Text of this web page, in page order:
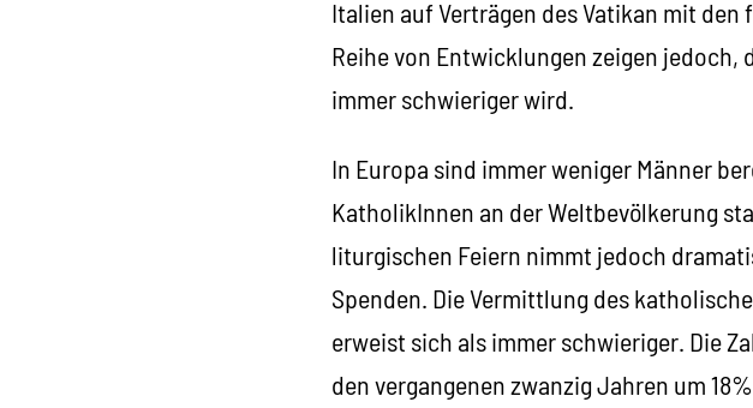
Italien auf Verträgen des Vatikan mit
Reihe von Entwicklungen zeigen
immer schwieriger wird.
In Europa sind immer weniger Männer
KatholikInnen an der Weltbevölkerung
liturgischen Feiern nimmt jedoch
Spenden. Die Vermittlung des
erweist sich als immer schwieriger. Die
den vergangenen zwanzig Jahren um